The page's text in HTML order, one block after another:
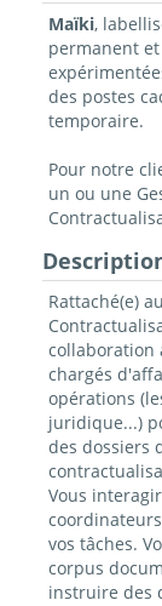
Maïki,
permanent
des postes
temporaire.
Pour notre
un ou une
Rattaché(e)
collaboration
chargés
opérations
juridique...)
des dossiers
Vous
vos tâches.
corpus
instruire des